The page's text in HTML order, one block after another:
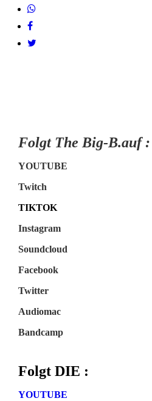
Folgt The Big-B.auf :
YOUTUBE
Twitch
TIKTOK
Instagram
Soundcloud
Facebook
Twitter
Audiomac
Bandcamp
Folgt DIE :
YOUTUBE